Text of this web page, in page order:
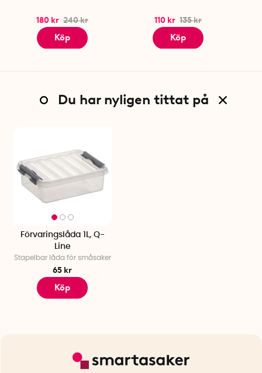
180 kr 240 kr
Köp
110 kr 135 kr
Köp
Du har nyligen tittat på
Förvaringslåda 1L, Q-
Line
Stapelbar låda för småsaker
65 kr
Köp